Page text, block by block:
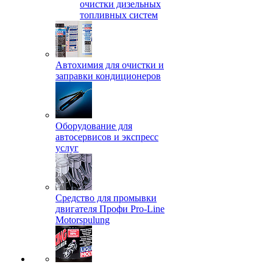
очистки дизельных
топливных систем
Автохимия для очистки и
заправки кондиционеров
Оборудование для
автосервисов и экспресс
услуг
Средство для промывки
двигателя Профи Pro-Line
Motorspulung